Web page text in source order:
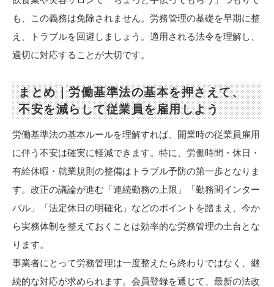
も、この義務は免除されません。労務管理の基礎を早期に整
え、トラブルを回避しましょう。適用される法令を理解し、
適切に対応することが大切です。
まとめ｜労働基準法の基本を押さえて、
不安を減らして従業員を雇用しよう
労働基準法の基本ルールを理解すれば、開業時の従業員雇用
に伴う不安は確実に軽減できます。特に、労働時間・休日・
有給休暇・就業規則の整備はトラブル予防の第一歩となりま
す。改正の議論が進む「連続勤務の上限」「勤務間インター
バル」「法定休日の明確化」などのポイントを踏まえ、今か
ら実務体制を整えておくことは効率的な労務管理の土台とな
ります。
事業者にとって労務管理は一度整えたら終わりではなく、継
続的な対応が求められます。会員登録を通じて、最新の法改